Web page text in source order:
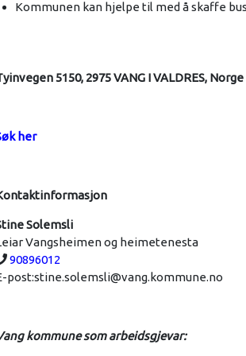
Kommunen kan hjelpe til med å skaffe
5150, 2975 VANG I VALDRES, Norge
her
Solemsli
Vangsheimen og heimetenesta
Telefon:
90896012
post:stine.solemsli@vang.kommune.no
kommune som arbeidsgjevar: